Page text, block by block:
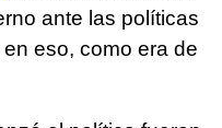
ante las políticas
eso, como era de